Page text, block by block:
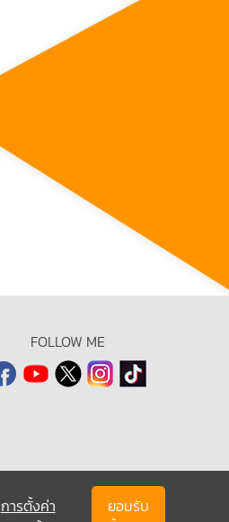
FOLLOW ME
การตั้งค่า
ยอมรับ